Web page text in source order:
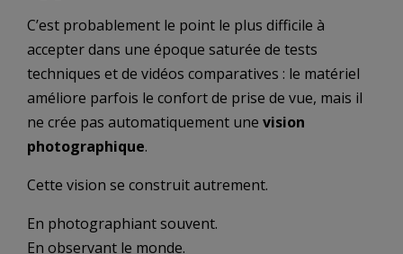
C’est probablement le point le plus difficile à
accepter dans une époque saturée de tests
techniques et de vidéos comparatives : le matériel
améliore parfois le confort de prise de vue, mais il
ne crée pas automatiquement une vision
photographique.
Cette vision se construit autrement.
En photographiant souvent.
En observant le monde.